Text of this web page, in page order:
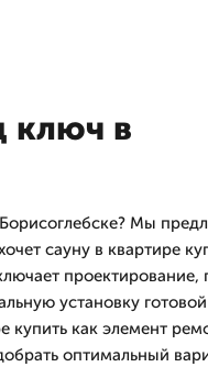
ключ в
Мы
сауну в квартире
проектирование,
установку
купить как элемент
оптимальный